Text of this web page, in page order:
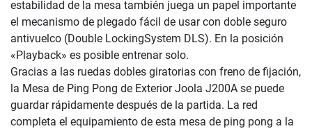
estabilidad de la mesa también juega un papel importante
el mecanismo de plegado fácil de usar con doble seguro
antivuelco (Double LockingSystem DLS). En la posición
«Playback» es posible entrenar solo.
Gracias a las ruedas dobles giratorias con freno de fijación,
la Mesa de Ping Pong de Exterior Joola J200A se puede
guardar rápidamente después de la partida. La red
completa el equipamiento de esta mesa de ping pong a la